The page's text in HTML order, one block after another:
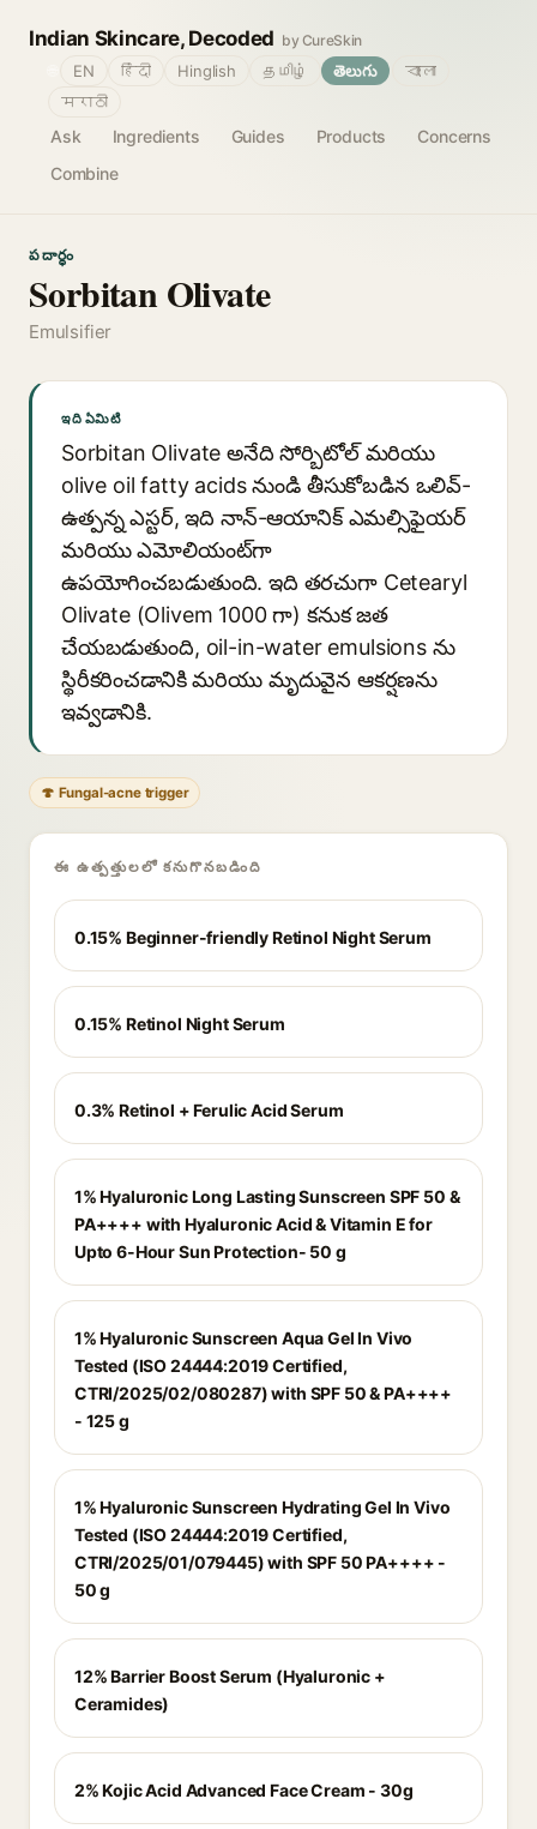
Indian Skincare, Decoded by CureSkin
Ask Ingredients Guides Products
Concerns
Combine
EN हिंदी Hinglish தமிழ் తెలుగు
বাংলা
मराठी
పదార్థం
Sorbitan Olivate
Emulsifier
ఇది ఏమిటి
Sorbitan Olivate అనేది సోర్బిటోల్ మరియు
olive oil fatty acids నుండి తీసుకోబడిన ఒలివ్-
ఉత్పన్న ఎస్టర్, ఇది నాన్-ఆయానిక్ ఎమల్సిఫైయర్
మరియు ఎమోలియంట్‌గా
ఉపయోగించబడుతుంది. ఇది తరచుగా Cetearyl
Olivate (Olivem 1000 గా) కనుక జత
చేయబడుతుంది, oil-in-water emulsions ను
స్థిరీకరించడానికి మరియు మృదువైన ఆకర్షణను
ఇవ్వడానికి.
🍄 Fungal-acne trigger
ఈ ఉత్పత్తులలో కనుగొనబడింది
0.15% Beginner-friendly Retinol Night Serum
0.15% Retinol Night Serum
0.3% Retinol + Ferulic Acid Serum
1% Hyaluronic Long Lasting Sunscreen SPF 50 &
PA++++ with Hyaluronic Acid & Vitamin E for
Upto 6-Hour Sun Protection- 50 g
1% Hyaluronic Sunscreen Aqua Gel In Vivo
Tested (ISO 24444:2019 Certified,
CTRI/2025/02/080287) with SPF 50 & PA++++
- 125 g
1% Hyaluronic Sunscreen Hydrating Gel In Vivo
Tested (ISO 24444:2019 Certified,
CTRI/2025/01/079445) with SPF 50 PA++++ -
50 g
12% Barrier Boost Serum (Hyaluronic +
Ceramides)
2% Kojic Acid Advanced Face Cream - 30g